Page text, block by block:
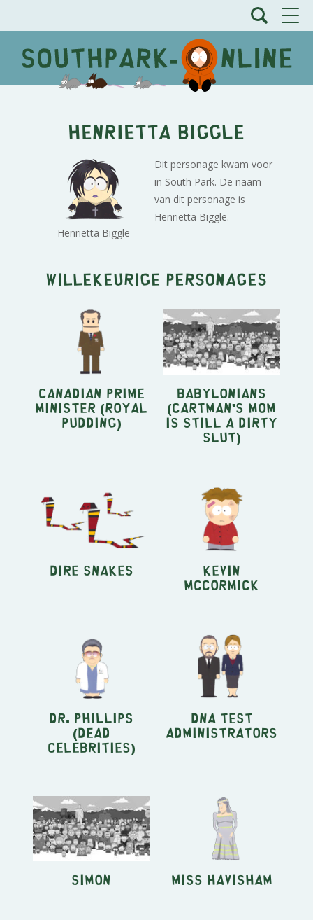
Henrietta Biggle
Henrietta Biggle
Dit personage kwam voor
in South Park. De naam
van dit personage is
Henrietta Biggle.
Willekeurige personages
Canadian Prime
Minister (Royal
Pudding)
Babylonians
(Cartman's Mom
is Still a Dirty
Slut)
Dire Snakes Kevin
McCormick
Dr. Phillips
(Dead
Celebrities)
DNA Test
Administrators
Simon Miss Havisham